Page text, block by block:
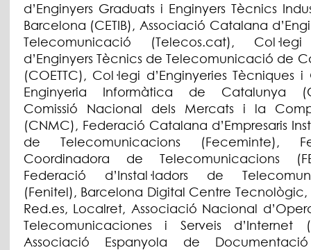
d’Enginyers Graduats i Enginyers Tècnics
Barcelona (CETIB), Associació Catalana
Telecomunicació (Telecos.cat),
d’Enginyers Tècnics de Telecomunicació de
(COETTC), Col·legi d’Enginyeries Tècniques
Enginyeria Informàtica de Catalunya
Comissió Nacional dels Mercats i la
(CNMC), Federació Catalana d’Empresaris
de Telecomunicacions (Feceminte),
Coordinadora de Telecomunicacions
Federació d’Instal·ladors de
(Fenitel), Barcelona Digital Centre Tecnològic,
Red.es, Localret, Associació Nacional
Telecomunicaciones i Serveis d’Internet
Associació Espanyola de